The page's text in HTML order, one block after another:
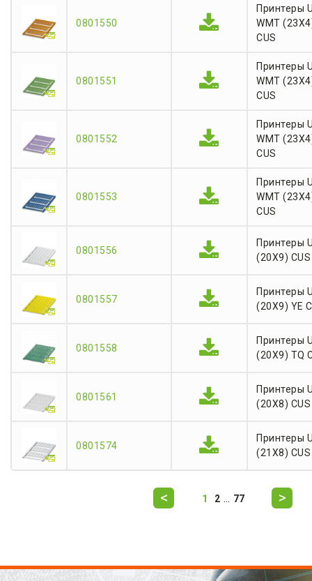
0801550
Принтеры
WMT
CUS
0801551
Принтеры
WMT
CUS
0801552
Принтеры
WMT
CUS
0801553
Принтеры
WMT
CUS
0801556
Принтеры
(20X9) CUS
0801557
Принтеры
(20X9) YE
0801558
Принтеры
(20X9) TQ
0801561
Принтеры
(20X8) CUS
0801574
Принтеры
(21X8) CUS
1 2 ... 77